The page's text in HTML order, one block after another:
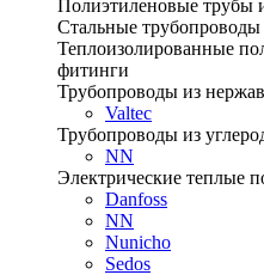
Полиэтиленовые трубы
Стальные
Теплоизолированные
фитинги
Трубопроводы из
Valtec
Трубопроводы из
NN
Электрические теплые
Danfoss
NN
Nunicho
Sedos